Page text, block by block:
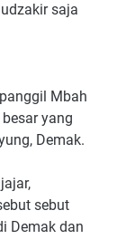
saja
Mbah
yang
Demak.
sebut
Demak dan